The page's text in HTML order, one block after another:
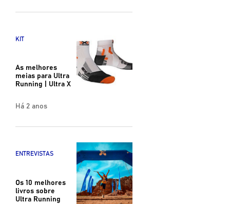
KIT
As melhores
meias para Ultra
Running | Ultra X
Há 2 anos
ENTREVISTAS
Os 10 melhores
livros sobre
Ultra Running